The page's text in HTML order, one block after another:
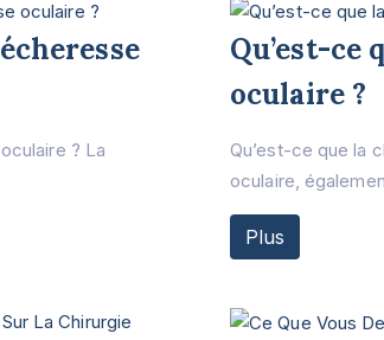
? La
Qu’est-ce
oculaire ?
Qu’est-ce que la
oculaire,
Plus